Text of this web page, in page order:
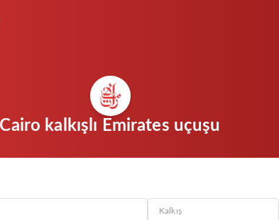
Cairo kalkışlı Emirates uçuşu
Kalkış